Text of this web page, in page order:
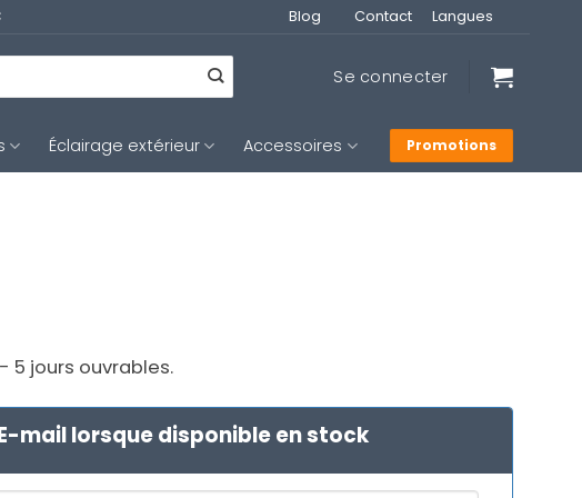
Blog Contact Langues
Se connecter
Éclairage extérieur Accessoires Promotions
5 jours ouvrables.
mail lorsque disponible en stock